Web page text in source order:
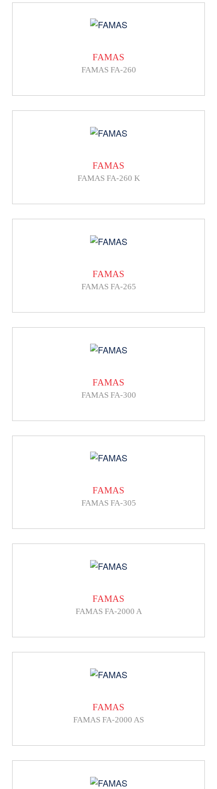
FAMAS
FAMAS FA-260
FAMAS
FAMAS FA-260 K
FAMAS
FAMAS FA-265
FAMAS
FAMAS FA-300
FAMAS
FAMAS FA-305
FAMAS
FAMAS FA-2000 A
FAMAS
FAMAS FA-2000 AS